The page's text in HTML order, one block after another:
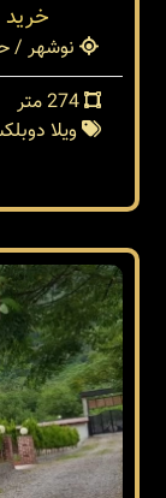
خرید
نوشهر /
ویلا